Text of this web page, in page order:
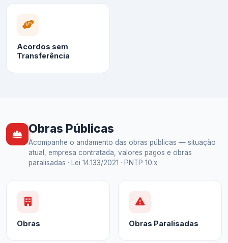
Acordos sem
Transferência
Obras Públicas
Acompanhe o andamento das obras públicas — situação
atual, empresa contratada, valores pagos e obras
paralisadas · Lei 14.133/2021 · PNTP 10.x
Obras Obras Paralisadas